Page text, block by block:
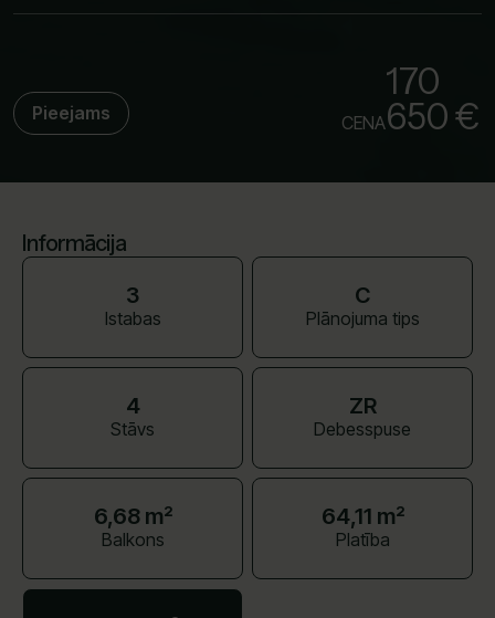
Pieejams CENA
170
650 €
Informācija
3
Istabas
C
Plānojuma tips
4
Stāvs
ZR
Debesspuse
6,68 m²
Balkons
64,11 m²
Platība